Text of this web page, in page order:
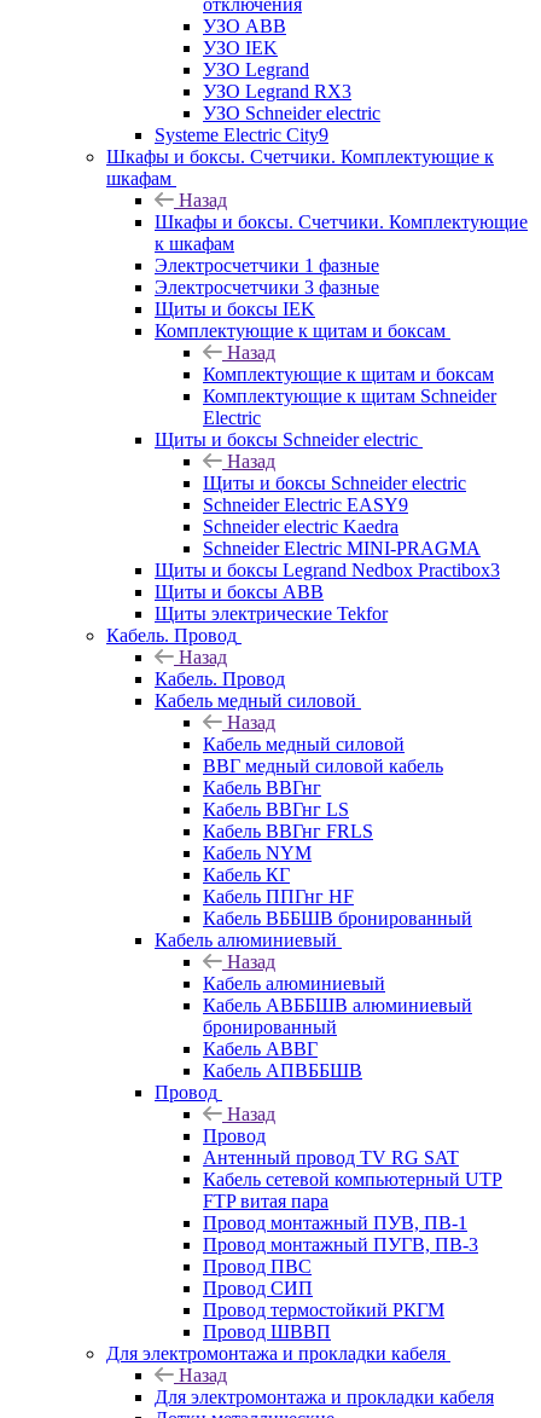
УЗО ABB
УЗО IEK
УЗО Legrand
УЗО Legrand RX3
УЗО Schneider electric
Systeme Electric City9
Шкафы и боксы. Счетчики. Комплектующие к
шкафам
Назад
Шкафы и боксы. Счетчики. Комплектующие
к шкафам
Электросчетчики 1 фазные
Электросчетчики 3 фазные
Щиты и боксы IEK
Комплектующие к щитам и боксам
Назад
Комплектующие к щитам и боксам
Комплектующие к щитам Schneider
Electric
Щиты и боксы Schneider electric
Назад
Щиты и боксы Schneider electric
Schneider Electric EASY9
Schneider electric Kaedra
Schneider Electric MINI-PRAGMA
Щиты и боксы Legrand Nedbox Practibox3
Щиты и боксы ABB
Щиты электрические Tekfor
Кабель. Провод
Назад
Кабель. Провод
Кабель медный силовой
Назад
Кабель медный силовой
ВВГ медный силовой кабель
Кабель ВВГнг
Кабель ВВГнг LS
Кабель ВВГнг FRLS
Кабель NYM
Кабель КГ
Кабель ППГнг HF
Кабель ВББШВ бронированный
Кабель алюминиевый
Назад
Кабель алюминиевый
Кабель АВББШВ алюминиевый
бронированный
Кабель АВВГ
Кабель АПВББШВ
Провод
Назад
Провод
Антенный провод TV RG SAT
Кабель сетевой компьютерный UTP
FTP витая пара
Провод монтажный ПУВ, ПВ-1
Провод монтажный ПУГВ, ПВ-3
Провод ПВС
Провод СИП
Провод термостойкий РКГМ
Провод ШВВП
Для электромонтажа и прокладки кабеля
Назад
Для электромонтажа и прокладки кабеля